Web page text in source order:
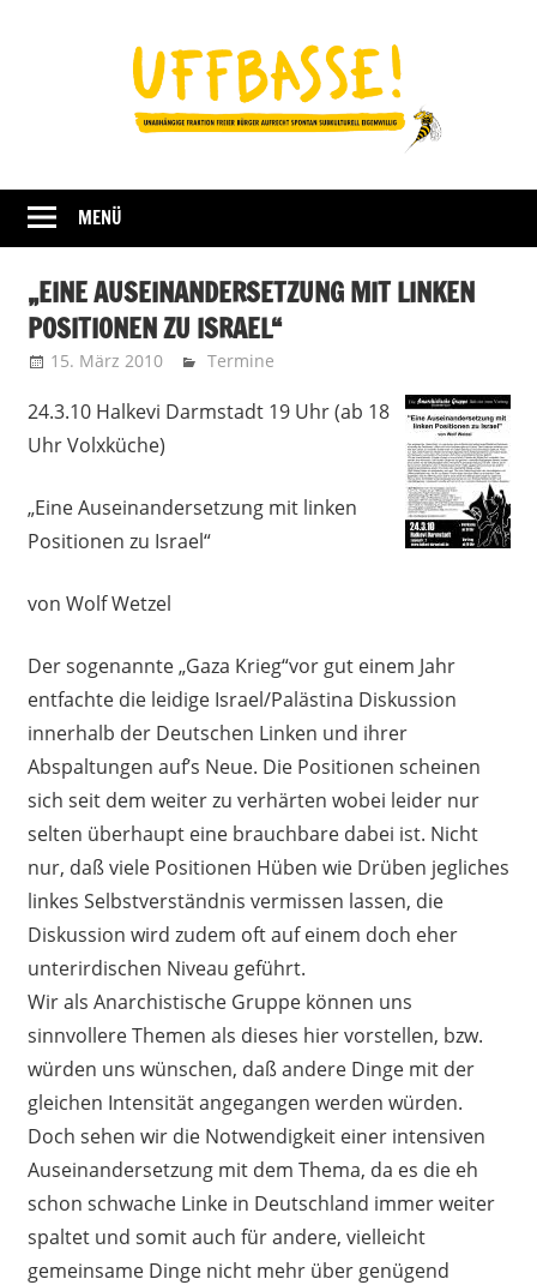
UFFBASSE!
Darmstadt
MENÜ
„EINE AUSEINANDERSETZUNG MIT LINKEN
POSITIONEN ZU ISRAEL“
15. März 2010 Uffbasse
Termine
24.3.10 Halkevi Darmstadt 19 Uhr (ab 18
Uhr Volxküche)
„Eine Auseinandersetzung mit linken
Positionen zu Israel“
von Wolf Wetzel
Der sogenannte „Gaza Krieg“vor gut einem Jahr
entfachte die leidige Israel/Palästina Diskussion
innerhalb der Deutschen Linken und ihrer
Abspaltungen auf’s Neue. Die Positionen scheinen
sich seit dem weiter zu verhärten wobei leider nur
selten überhaupt eine brauchbare dabei ist. Nicht
nur, daß viele Positionen Hüben wie Drüben jegliches
linkes Selbstverständnis vermissen lassen, die
Diskussion wird zudem oft auf einem doch eher
unterirdischen Niveau geführt.
Wir als Anarchistische Gruppe können uns
sinnvollere Themen als dieses hier vorstellen, bzw.
würden uns wünschen, daß andere Dinge mit der
gleichen Intensität angegangen werden würden.
Doch sehen wir die Notwendigkeit einer intensiven
Auseinandersetzung mit dem Thema, da es die eh
schon schwache Linke in Deutschland immer weiter
spaltet und somit auch für andere, vielleicht
gemeinsame Dinge nicht mehr über genügend